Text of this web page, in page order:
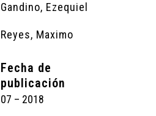
Gandino, Ezequiel
Reyes, Maximo
Fecha de
publicación
07 – 2018